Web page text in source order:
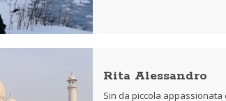
Rita Alessandro
Sin da piccola